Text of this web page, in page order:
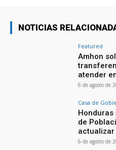
NOTICIAS
Featured
Amhon
atender
6 de agosto de
Casa de
Honduras
de
6 de agosto de